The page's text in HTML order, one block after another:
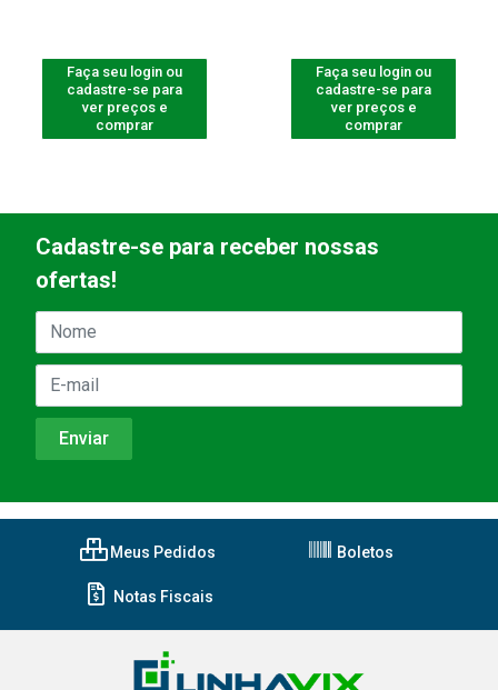
Faça seu login ou
cadastre-se para
ver preços e
comprar
Faça seu login ou
cadastre-se para
ver preços e
comprar
Cadastre-se para receber nossas
ofertas!
Meus Pedidos Boletos
Notas Fiscais